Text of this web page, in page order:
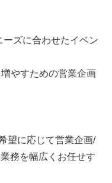
ズに合わせたイベン
やすための営業企画
望に応じて営業企画/
務を幅広くお任せす